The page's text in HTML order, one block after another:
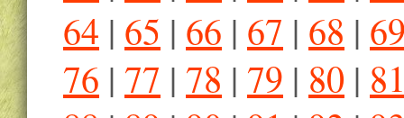
64 | 65 | 66 | 67 | 68 |
76 | 77 | 78 | 79 | 80 |